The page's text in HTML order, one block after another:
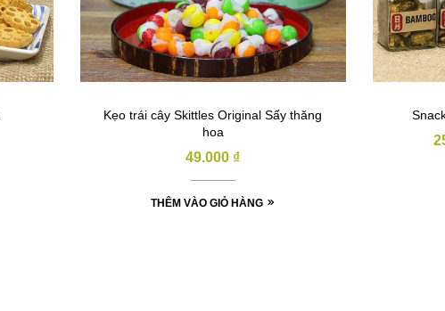
Kẹo trái cây Skittles Original Sấy thăng
hoa
49.000 ₫
THÊM VÀO GIỎ HÀNG